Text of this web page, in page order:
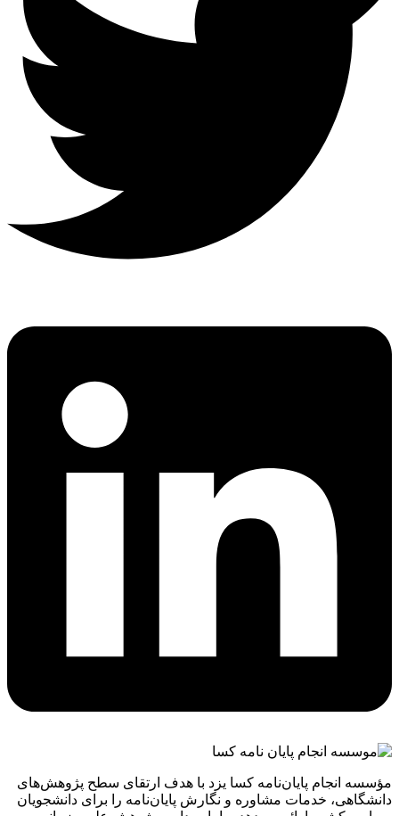
مؤسسه انجام پایان‌نامه کسا یزد با هدف ارتقای سطح پژوهش‌های
دانشگاهی، خدمات مشاوره و نگارش پایان‌نامه را برای دانشجویان